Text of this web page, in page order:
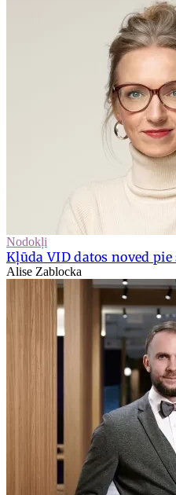
Nodokļi
Kļūda VID datos noved pie
Alise Zablocka